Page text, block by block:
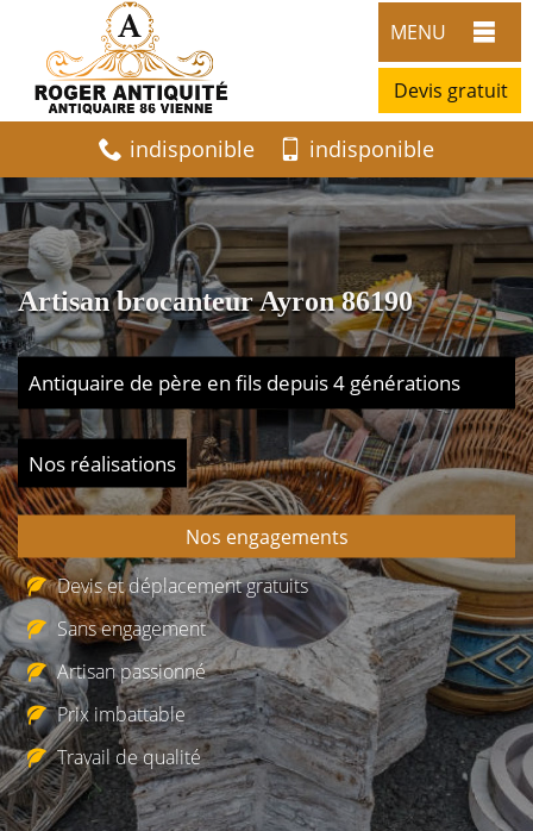
MENU
Devis gratuit
indisponible indisponible
Artisan brocanteur Ayron 86190
Antiquaire de père en fils depuis 4 générations
Nos réalisations
Nos engagements
Devis et déplacement gratuits
Sans engagement
Artisan passionné
Prix imbattable
Travail de qualité